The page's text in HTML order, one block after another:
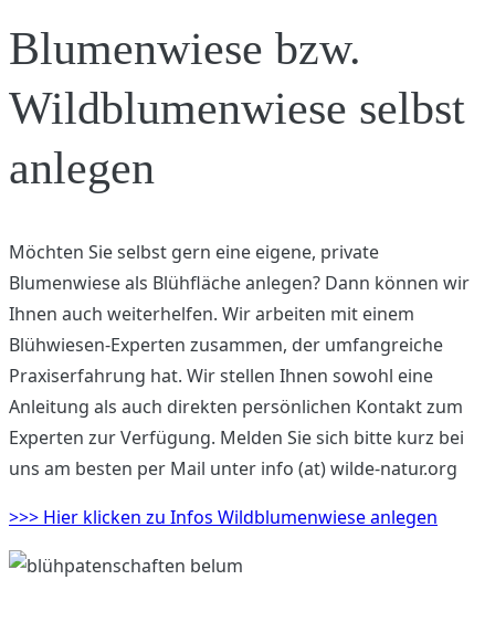
Blumenwiese bzw.
Wildblumenwiese selbst
anlegen
Möchten Sie selbst gern eine eigene, private
Blumenwiese als Blühfläche anlegen? Dann können wir
Ihnen auch weiterhelfen. Wir arbeiten mit einem
Blühwiesen-Experten zusammen, der umfangreiche
Praxiserfahrung hat. Wir stellen Ihnen sowohl eine
Anleitung als auch direkten persönlichen Kontakt zum
Experten zur Verfügung. Melden Sie sich bitte kurz bei
uns am besten per Mail unter info (at) wilde-natur.org
>>> Hier klicken zu Infos Wildblumenwiese anlegen